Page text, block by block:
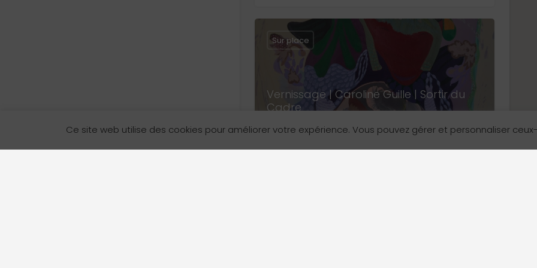
Vernissage | Caroline Guille | Sortir du
Cadre
17 septembre 2026 18:00 - 17 septembre 2026 20:00
Sur place
Ce site web utilise des cookies pour améliorer votre expérience. Vous pouvez gérer et personnaliser